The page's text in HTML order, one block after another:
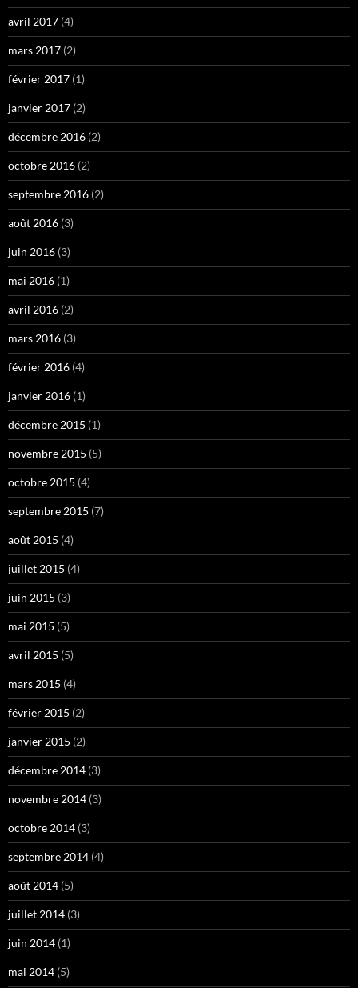
avril 2017 (4)
mars 2017 (2)
février 2017 (1)
janvier 2017 (2)
décembre 2016 (2)
octobre 2016 (2)
septembre 2016 (2)
août 2016 (3)
juin 2016 (3)
mai 2016 (1)
avril 2016 (2)
mars 2016 (3)
février 2016 (4)
janvier 2016 (1)
décembre 2015 (1)
novembre 2015 (5)
octobre 2015 (4)
septembre 2015 (7)
août 2015 (4)
juillet 2015 (4)
juin 2015 (3)
mai 2015 (5)
avril 2015 (5)
mars 2015 (4)
février 2015 (2)
janvier 2015 (2)
décembre 2014 (3)
novembre 2014 (3)
octobre 2014 (3)
septembre 2014 (4)
août 2014 (5)
juillet 2014 (3)
juin 2014 (1)
mai 2014 (5)